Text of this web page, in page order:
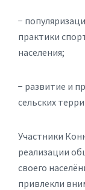
−
практики
населения;
− развитие и
сельских
Участники
реализации
своего
привлекли